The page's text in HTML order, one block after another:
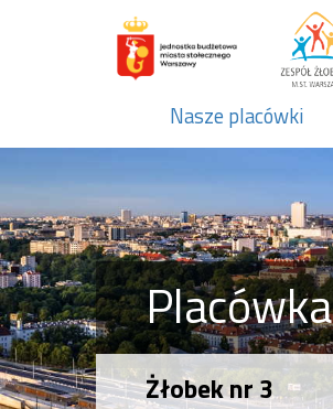
Nasze placówki
Placówka
Żłobek nr 3